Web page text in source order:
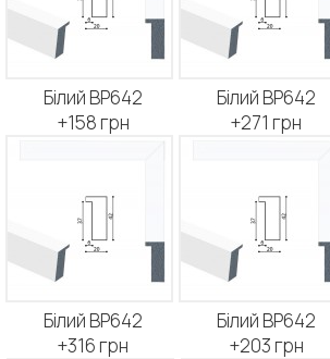
Білий BP642
+158 грн
Білий BP642
+271 грн
Білий BP642
+316 грн
Білий BP642
+203 грн